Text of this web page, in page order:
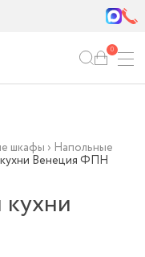
0
шкафы › Напольные
Венеция ФПН